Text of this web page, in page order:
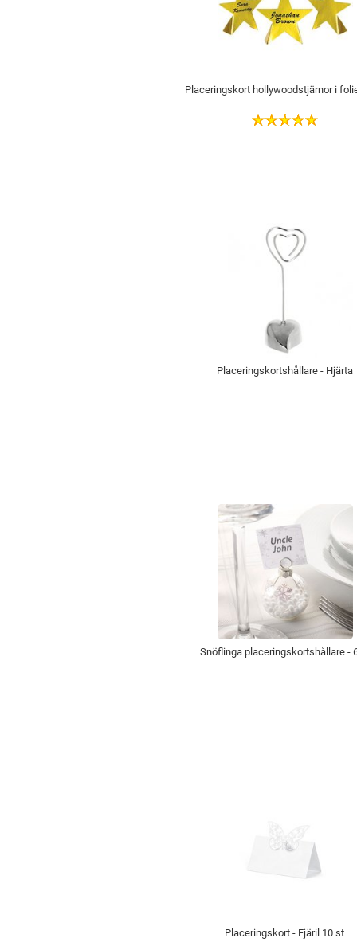
Placeringskort hollywoodstjärnor i
Placeringskortshållare - Hjärta
Snöflinga placeringskortshållare -
Placeringskort - Fjäril 10 st